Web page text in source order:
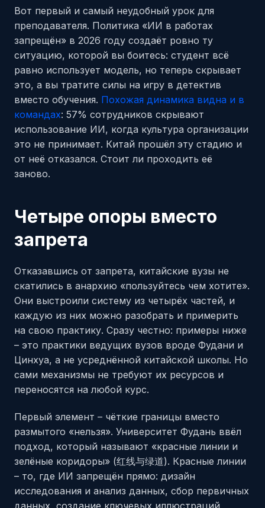
Вот первый и самый неудобный урок для
преподавателя. Политика «ИИ в работах
запрещён» в 2026 году создаёт ровно ту
ситуацию, которой вы боитесь: студент всё
равно использует модель, но теперь скрывает
это, а вы тратите силы на игру в детектив
вместо обучения. Похожая динамика видна и в
командах: 57% сотрудников скрывают
использование ИИ, когда культура организации
это не принимает. Китай прошёл эту стадию и
от неё отказался. Стоит ли проходить её
заново.
Четыре опоры вместо
запрета
Отказавшись от запрета, китайские вузы не
скатились в анархию «пользуйтесь чем хотите».
Они выстроили систему из четырёх частей, и
каждую из них можно разобрать и примерить
на свою практику. Сразу честно: примеры ниже
– это практики ведущих вузов вроде Фудани и
Цинхуа, а не усреднённой китайской школы. Но
сами механизмы не требуют их ресурсов и
переносятся на любой курс.
Первый элемент – чёткие границы вместо
размытого «нельзя». Университет Фудань ввёл
подход, который называют «красные линии и
зелёные коридоры» (红线与绿道). Красные линии
– то, где ИИ запрещён прямо: дизайн
исследования и анализ данных, сбор первичных
данных, создание ключевых иллюстраций,